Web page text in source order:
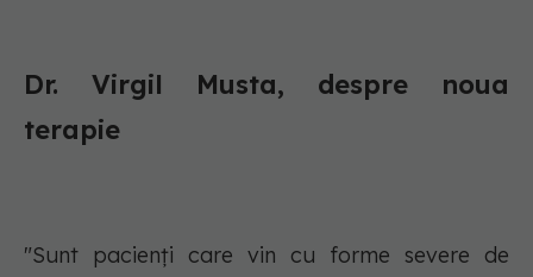
Dr. Virgil Musta, despre noua
terapie
"Sunt pacienți care vin cu forme severe de